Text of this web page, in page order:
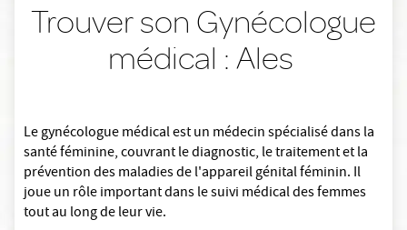
Trouver son Gynécologue
médical : Ales
Le gynécologue médical est un médecin spécialisé dans la
santé féminine, couvrant le diagnostic, le traitement et la
prévention des maladies de l'appareil génital féminin. Il
joue un rôle important dans le suivi médical des femmes
tout au long de leur vie.